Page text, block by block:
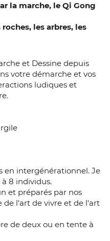
la marche, le Qi Gong
les arbres, les
et Dessine depuis
votre démarche et vos
ludiques et
en intergénérationnel. Je
8 individus.
et préparés par nos
de l'art de vivre et de l'art
de deux ou en tente à